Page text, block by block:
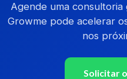
Agende uma
Growme pode acelerar
nos
Solicitar